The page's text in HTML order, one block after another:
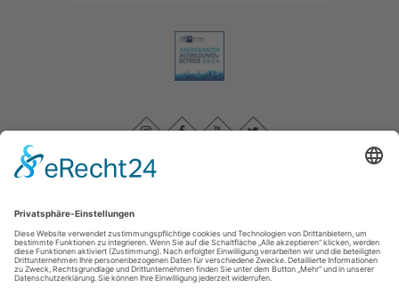
Sauerland-Tourismus e.V. Johannes-Hummel-Weg 1 57392 Schmallenberg